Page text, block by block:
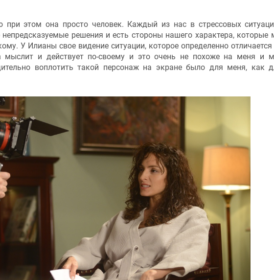
этом она просто человек. Каждый из нас в стрессовых
решения и есть стороны нашего характера, которые
У Илианы свое видение ситуации, которое определенно отличается
мыслит и действует по-своему и это очень не похоже на меня и
воплотить такой персонаж на экране было для меня, как